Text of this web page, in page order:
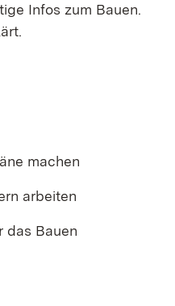
Infos zum Bauen.
machen
arbeiten
das Bauen